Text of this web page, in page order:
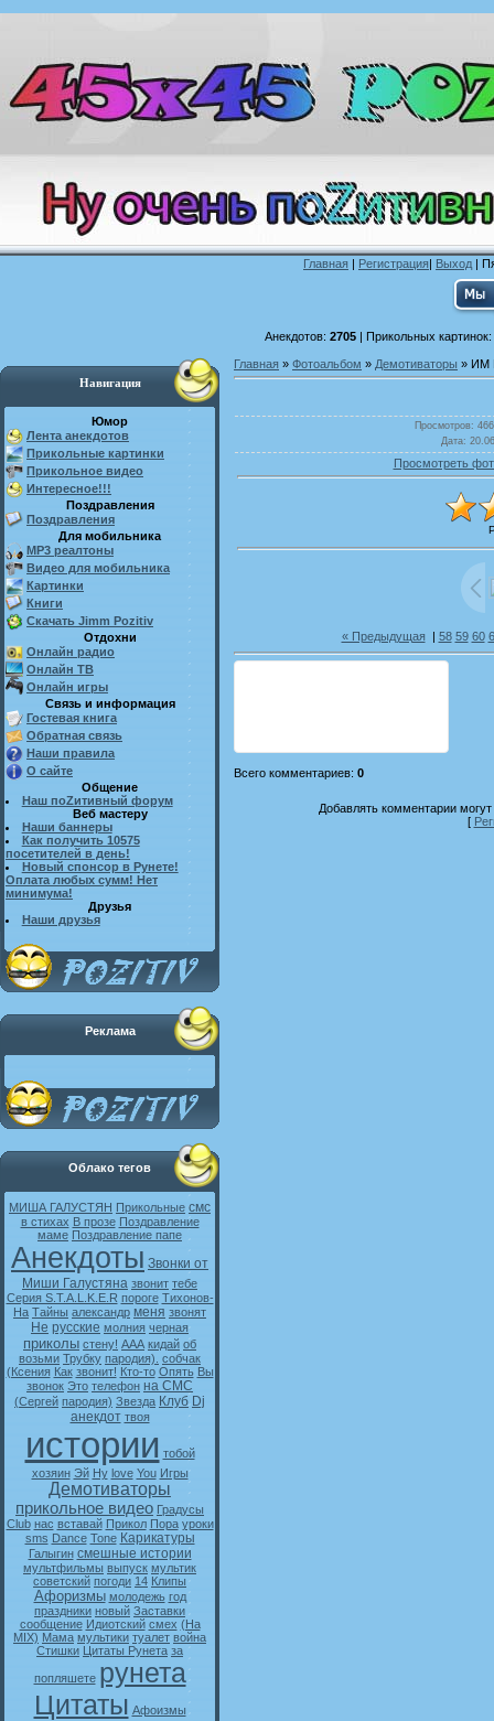
Главная | Регистрация| Выход |
Анекдотов: 2705| Прикольных картинок:
Навигация
Юмор
Лента анекдотов
Прикольные картинки
Прикольное видео
Интересное!!!
Поздравления
Поздравления
Для мобильника
MP3 реалтоны
Видео для мобильника
Картинки
Книги
Скачать Jimm Pozitiv
Отдохни
Онлайн радио
Онлайн ТВ
Онлайн игры
Связь и информация
Гостевая книга
Обратная связь
Наши правила
О сайте
Общение
Наш поZитивный форум
Веб мастеру
Наши баннеры
Как получить 10575
посетителей в день!
Новый спонсор в Рунете!
Оплата любых сумм! Нет
минимума!
Друзья
Наши друзья
Реклама
Облако тегов
МИША ГАЛУСТЯН Прикольные смс
в стихах В прозе Поздравление
маме Поздравление папе
Анекдоты Звонки от
Миши Галустяна звонит тебе
Серия S.T.A.L.K.E.R пороге Тихонов-
На Тайны александр меня звонят
Не русские молния черная
приколы стену! ААА кидай об
возьми Трубку пародия). собчак
(Ксения Как звонит! Кто-то Опять Вы
звонок Это телефон на СМС
(Сергей пародия) Звезда Клуб Dj
анекдот твоя
истории тобой
хозяин Эй Ну love You Игры
Демотиваторы
прикольное видео Градусы
Club нас вставай Прикол Пора уроки
sms Dance Tone Карикатуры
Галыгин смешные истории
мультфильмы выпуск мультик
советский погоди 14 Клипы
Афоризмы молодежь год
праздники новый Заставки
сообщение Идиотский смех (На
MIX) Мама мультики туалет война
Стишки Цитаты Рунета за
попляшете рунета
Цитаты Афоизмы
Главная » Фотоальбом » Демотиваторы » ИМ
Просмотров:
Дата:
Просмотреть
« Предыдущая| 58 59 60
Всего комментариев: 0
Добавлять комментарии
[